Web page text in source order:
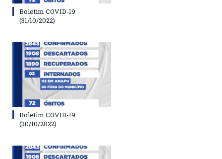
Boletim COVID-19
(31/10/2022)
Boletim COVID-19
(30/10/2022)